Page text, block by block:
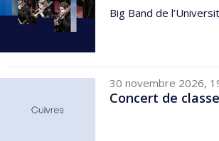
Big Band de
30 novembre 2026,
Concert de